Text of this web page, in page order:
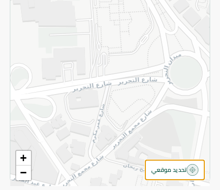
+
−
تحديد موقعي
قم بالتسجيل للنشرة
©2026 - Spinneys | جميع الحقوق محفوظة